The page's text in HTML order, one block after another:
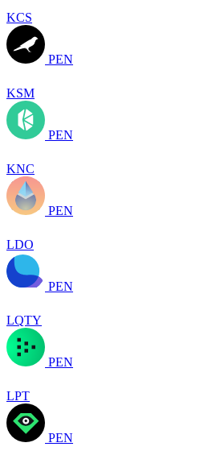
KCS
PEN
KSM
PEN
KNC
PEN
LDO
PEN
LQTY
PEN
LPT
PEN